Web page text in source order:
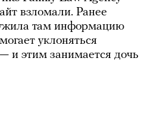
взломали. Ранее
там информацию
уклоняться
и этим занимается дочь